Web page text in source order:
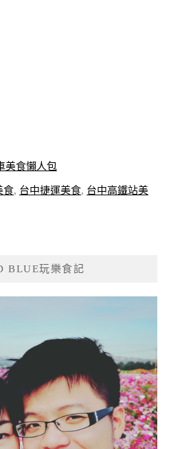
美食懶人包
食, 台中捷運美食, 台中高鐵站美
BLUE玩樂食記